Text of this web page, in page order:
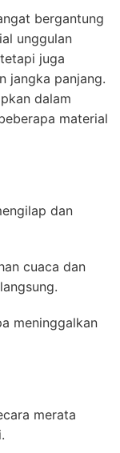
bergantung
unggulan
juga
jangka panjang.
dalam
material
dan
cuaca dan
meninggalkan
merata